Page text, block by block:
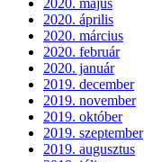
2020. április
2020. március
2020. február
2020. január
2019. december
2019. november
2019. október
2019. szeptember
2019. augusztus